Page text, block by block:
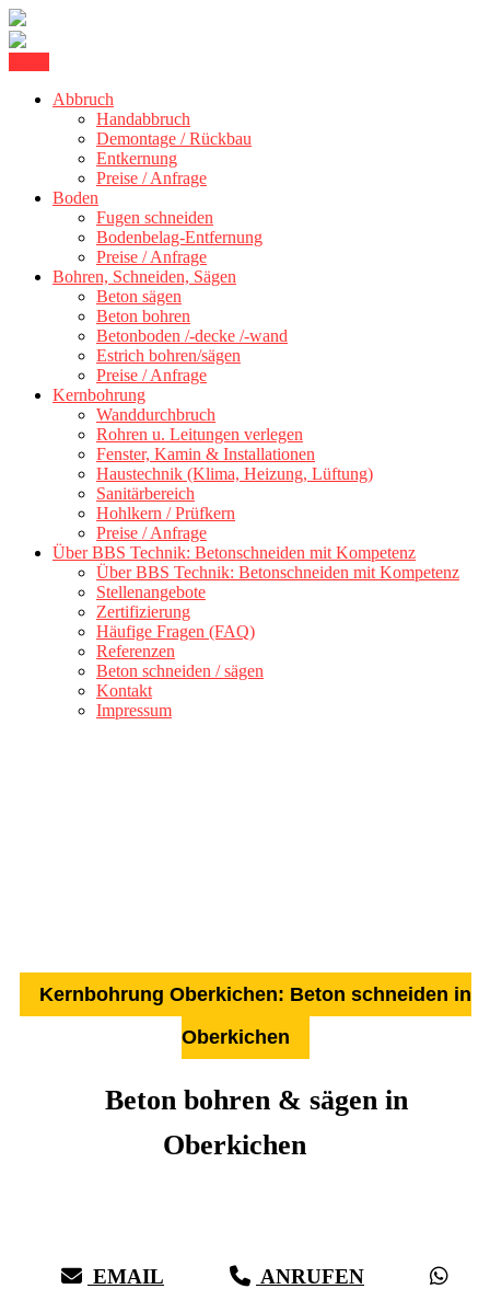
content
BBS Technik GmbH
300 kmAbbruch
Handabbruch
Demontage / Rückbau
Entkernung
Preise / Anfrage
Boden
Fugen schneiden
Bodenbelag-Entfernung
Preise / Anfrage
Bohren, Schneiden, Sägen
Beton sägen
Beton bohren
Betonboden /-decke /-wand
Estrich bohren/sägen
Preise / Anfrage
Kernbohrung
Wanddurchbruch
Rohren u. Leitungen verlegen
Fenster, Kamin & Installationen
Haustechnik (Klima, Heizung, Lüftung)
Sanitärbereich
Hohlkern / Prüfkern
Preise / Anfrage
Über BBS Technik: Betonschneiden mit Kompetenz
Über BBS Technik: Betonschneiden mit Kompetenz
Stellenangebote
Zertifizierung
Häufige Fragen (FAQ)
Referenzen
Beton schneiden / sägen
Kontakt
Impressum
Kernbohrung Oberkichen: Beton schneiden in
Oberkichen
Beton bohren & sägen in
Oberkichen
EMAIL ANRUFEN